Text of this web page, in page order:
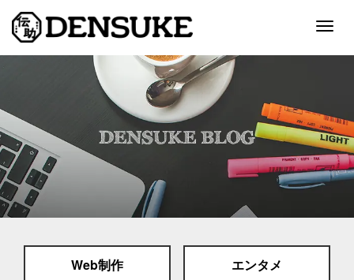
制作実績
会社案内
スタッフブログ
Web制作 エンタメ